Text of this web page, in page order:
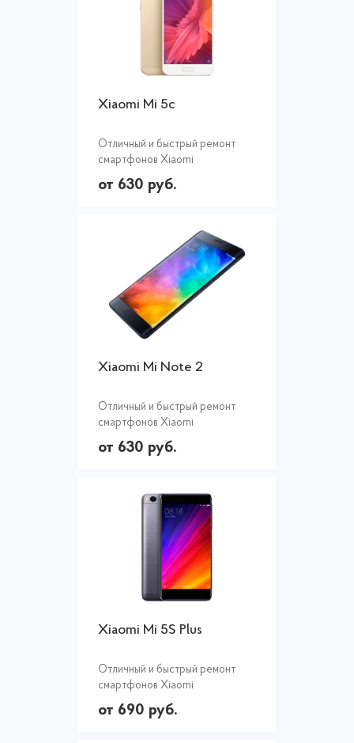
Xiaomi Mi 5c
Отличный и быстрый ремонт
смартфонов Xiaomi
от 630 руб.
Xiaomi Mi Note 2
Отличный и быстрый ремонт
смартфонов Xiaomi
от 630 руб.
Xiaomi Mi 5S Plus
Отличный и быстрый ремонт
смартфонов Xiaomi
от 690 руб.